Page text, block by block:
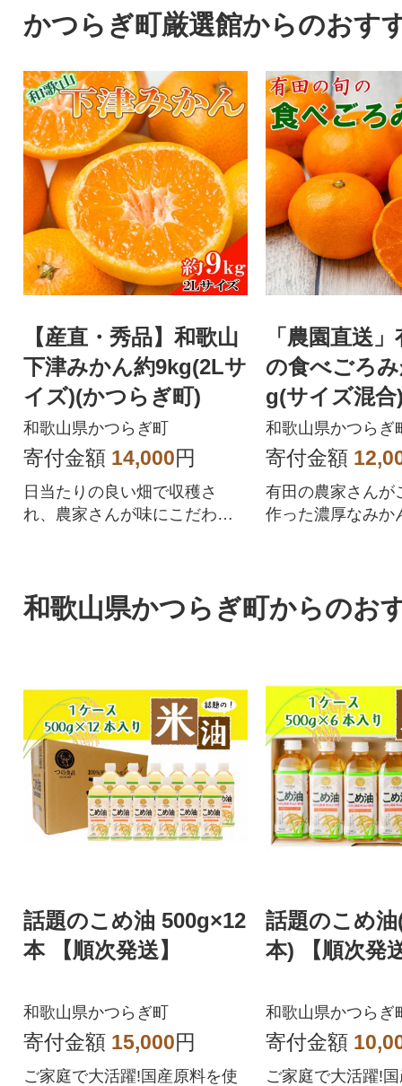
かつらぎ町厳選館からのおす
【産直・秀品】和歌山
下津みかん約9kg(2Lサ
イズ)(かつらぎ町)
和歌山県かつらぎ町
寄付金額 14,000円
日当たりの良い畑で収穫さ
れ、農家さんが味にこだわり
「農園直送
の食べごろ
g(サイズ混
ぎ町)
和歌山県かつらぎ
寄付金額
有田の農家さんが
作った濃厚なみか
和歌山県かつらぎ町からのお
話題のこめ油 500g×12
本 【順次発送】
和歌山県かつらぎ町
寄付金額 15,000円
ご家庭で大活躍!国産原料を使
話題のこめ
本) 【順次発
和歌山県かつらぎ
寄付金額
ご家庭で大活躍!